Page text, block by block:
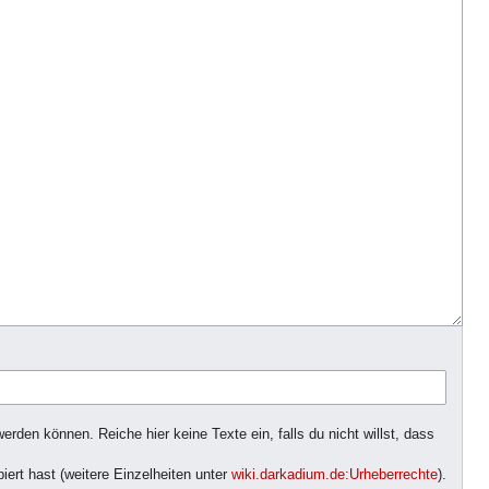
können. Reiche hier keine Texte ein, falls du nicht willst, dass
hast (weitere Einzelheiten unter wiki.darkadium.de:Urheberrechte).